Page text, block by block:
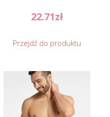
22.71zł
Przejdź do produktu